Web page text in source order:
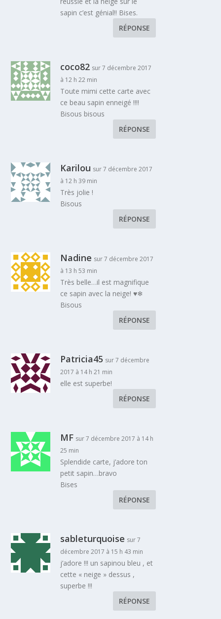
sapin c’est génial!! Bises.
RÉPONSE
coco82 sur 7 décembre 2017
à 12 h 22 min
Toute mimi cette carte avec
ce beau sapin enneigé !!!!
Bisous bisous
RÉPONSE
Karilou sur 7 décembre 2017
à 12 h 39 min
Très jolie !
Bisous
RÉPONSE
Nadine sur 7 décembre 2017
à 13 h 53 min
Très belle…il est magnifique
ce sapin avec la neige! ♥❄
Bisous
RÉPONSE
Patricia45 sur 7 décembre
2017 à 14 h 21 min
elle est superbe!
RÉPONSE
MF sur 7 décembre 2017 à 14 h
25 min
Splendide carte, j’adore ton
petit sapin…bravo
Bises
RÉPONSE
sableturquoise sur 7
décembre 2017 à 15 h 43 min
j’adore !!! un sapinou bleu , et
cette « neige » dessus ,
superbe !!!
RÉPONSE